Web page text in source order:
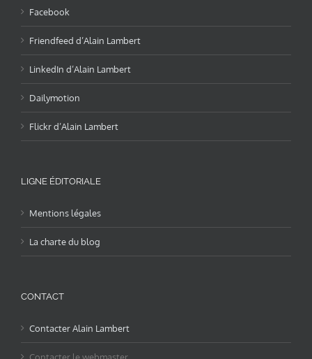
Facebook
Friendfeed d’Alain Lambert
LinkedIn d’Alain Lambert
Dailymotion
Flickr d’Alain Lambert
LIGNE ÉDITORIALE
Mentions légales
La charte du blog
CONTACT
Contacter Alain Lambert